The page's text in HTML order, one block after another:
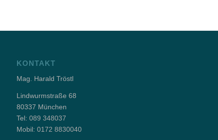
KONTAKT
Mag. Harald Tröstl
Lindwurmstraße 68
80337 München
Tel: 089 348037
Mobil: 0172 8830040